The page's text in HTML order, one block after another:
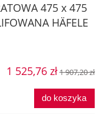
475 x 475
HÄFELE
1 525,76 zł1 907,20 zł
do koszyka